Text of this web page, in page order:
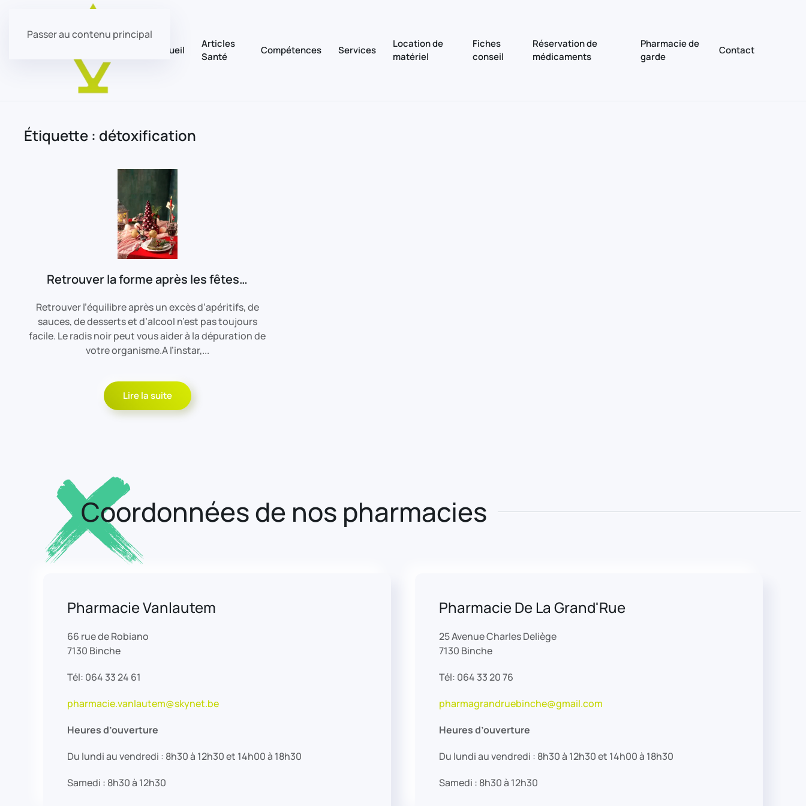
Passer au contenu principal
Accueil
Articles
Santé
Compétences Services
Location de
matériel
Fiches
conseil
Réservation de
médicaments
Pharmacie de
garde
Contact
Étiquette : détoxification
Retrouver la forme après les fêtes…
Retrouver l’équilibre après un excès d’apéritifs, de
sauces, de desserts et d’alcool n’est pas toujours
facile. Le radis noir peut vous aider à la dépuration de
votre organisme.A l’instar,...
Lire la suite
Coordonnées de nos pharmacies
Pharmacie Vanlautem
66 rue de Robiano
7130 Binche
Tél: 064 33 24 61
pharmacie.vanlautem@skynet.be
Heures d’ouverture
Du lundi au vendredi : 8h30 à 12h30 et 14h00 à 18h30
Samedi : 8h30 à 12h30
Pharmacie De La Grand'Rue
25 Avenue Charles Deliège
7130 Binche
Tél: 064 33 20 76
pharmagrandruebinche@gmail.com
Heures d’ouverture
Du lundi au vendredi : 8h30 à 12h30 et 14h00 à 18h30
Samedi : 8h30 à 12h30